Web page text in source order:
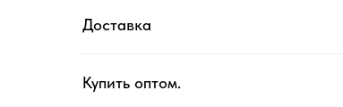
Доставка
Купить оптом.